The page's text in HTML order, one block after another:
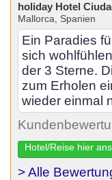
holiday Hotel
Mallorca, Spanien
Ein Paradies
sich
der 3 Sterne.
zum Erholen
wieder einmal
Hotel/Reise hier
> Alle